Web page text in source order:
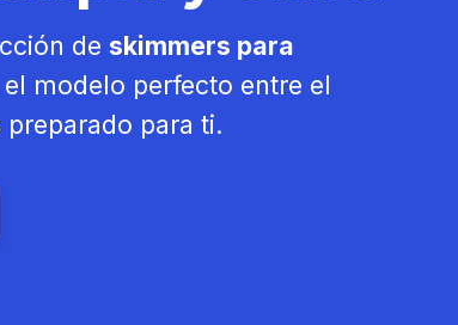
de skimmers para
modelo perfecto entre el
para ti.